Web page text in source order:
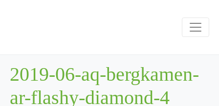
2019-06-aq-bergkamen-
ar-flashy-diamond-4